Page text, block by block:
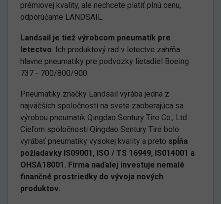
prémiovej kvality, ale nechcete platiť plnú cenu,
odporúčame LANDSAIL.
Landsail je tiež výrobcom pneumatík pre
letectvo. Ich produktový rad v letectve zahŕňa
hlavne pneumatiky pre podvozky lietadiel Boeing
737 - 700/800/900.
Pneumatiky značky Landsail vyrába jedna z
najväčších spoločností na svete zaoberajúca sa
výrobou pneumatík Qingdao Sentury Tire Co., Ltd ..
Cieľom spoločnosti Qingdao Sentury Tire bolo
vyrábať pneumatiky vysokej kvality a preto spĺňa
požiadavky IS09001, ISO / TS 16949, IS014001 a
OHSA18001. Firma naďalej investuje nemalé
finančné prostriedky do vývoja nových
produktov.